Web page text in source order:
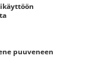
puuveneen